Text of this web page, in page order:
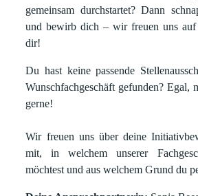
gemeinsam durchstartet? Dann
und bewirb dich – wir freuen uns auf
dir!
Du hast keine passende
Wunschfachgeschäft gefunden? Egal,
gerne!
Wir freuen uns über deine
mit, in welchem unserer
möchtest und aus welchem Grund du